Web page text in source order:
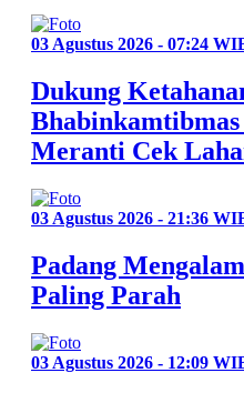
03 Agustus 2026 - 07:24
Dukung
Meranti Cek
03 Agustus 2026 - 21:36
Padang
Paling Parah
03 Agustus 2026 - 12:09